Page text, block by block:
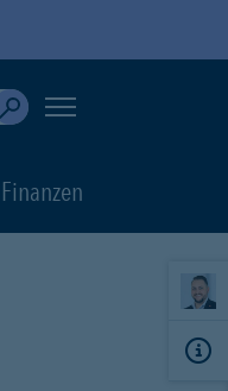
results are available, use